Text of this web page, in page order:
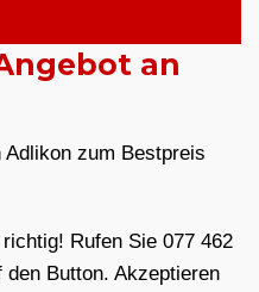
an
zum Bestpreis
Rufen Sie 077 462
Button. Akzeptieren